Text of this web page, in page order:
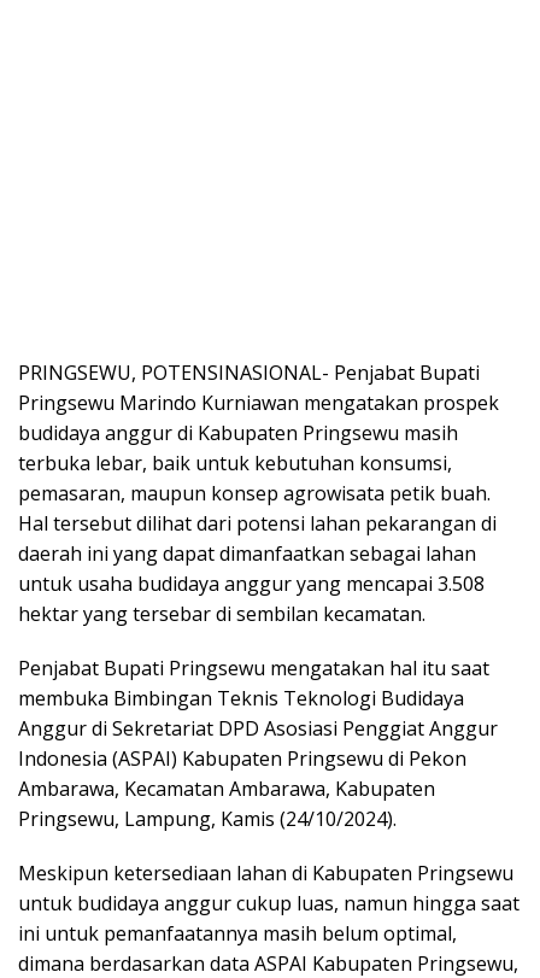
PRINGSEWU, POTENSINASIONAL- Penjabat Bupati
Pringsewu Marindo Kurniawan mengatakan prospek
budidaya anggur di Kabupaten Pringsewu masih
terbuka lebar, baik untuk kebutuhan konsumsi,
pemasaran, maupun konsep agrowisata petik buah.
Hal tersebut dilihat dari potensi lahan pekarangan di
daerah ini yang dapat dimanfaatkan sebagai lahan
untuk usaha budidaya anggur yang mencapai 3.508
hektar yang tersebar di sembilan kecamatan.
Penjabat Bupati Pringsewu mengatakan hal itu saat
membuka Bimbingan Teknis Teknologi Budidaya
Anggur di Sekretariat DPD Asosiasi Penggiat Anggur
Indonesia (ASPAI) Kabupaten Pringsewu di Pekon
Ambarawa, Kecamatan Ambarawa, Kabupaten
Pringsewu, Lampung, Kamis (24/10/2024).
Meskipun ketersediaan lahan di Kabupaten Pringsewu
untuk budidaya anggur cukup luas, namun hingga saat
ini untuk pemanfaatannya masih belum optimal,
dimana berdasarkan data ASPAI Kabupaten Pringsewu,